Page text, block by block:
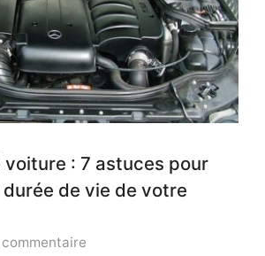
?
voiture : 7 astuces pour
de vie de votre